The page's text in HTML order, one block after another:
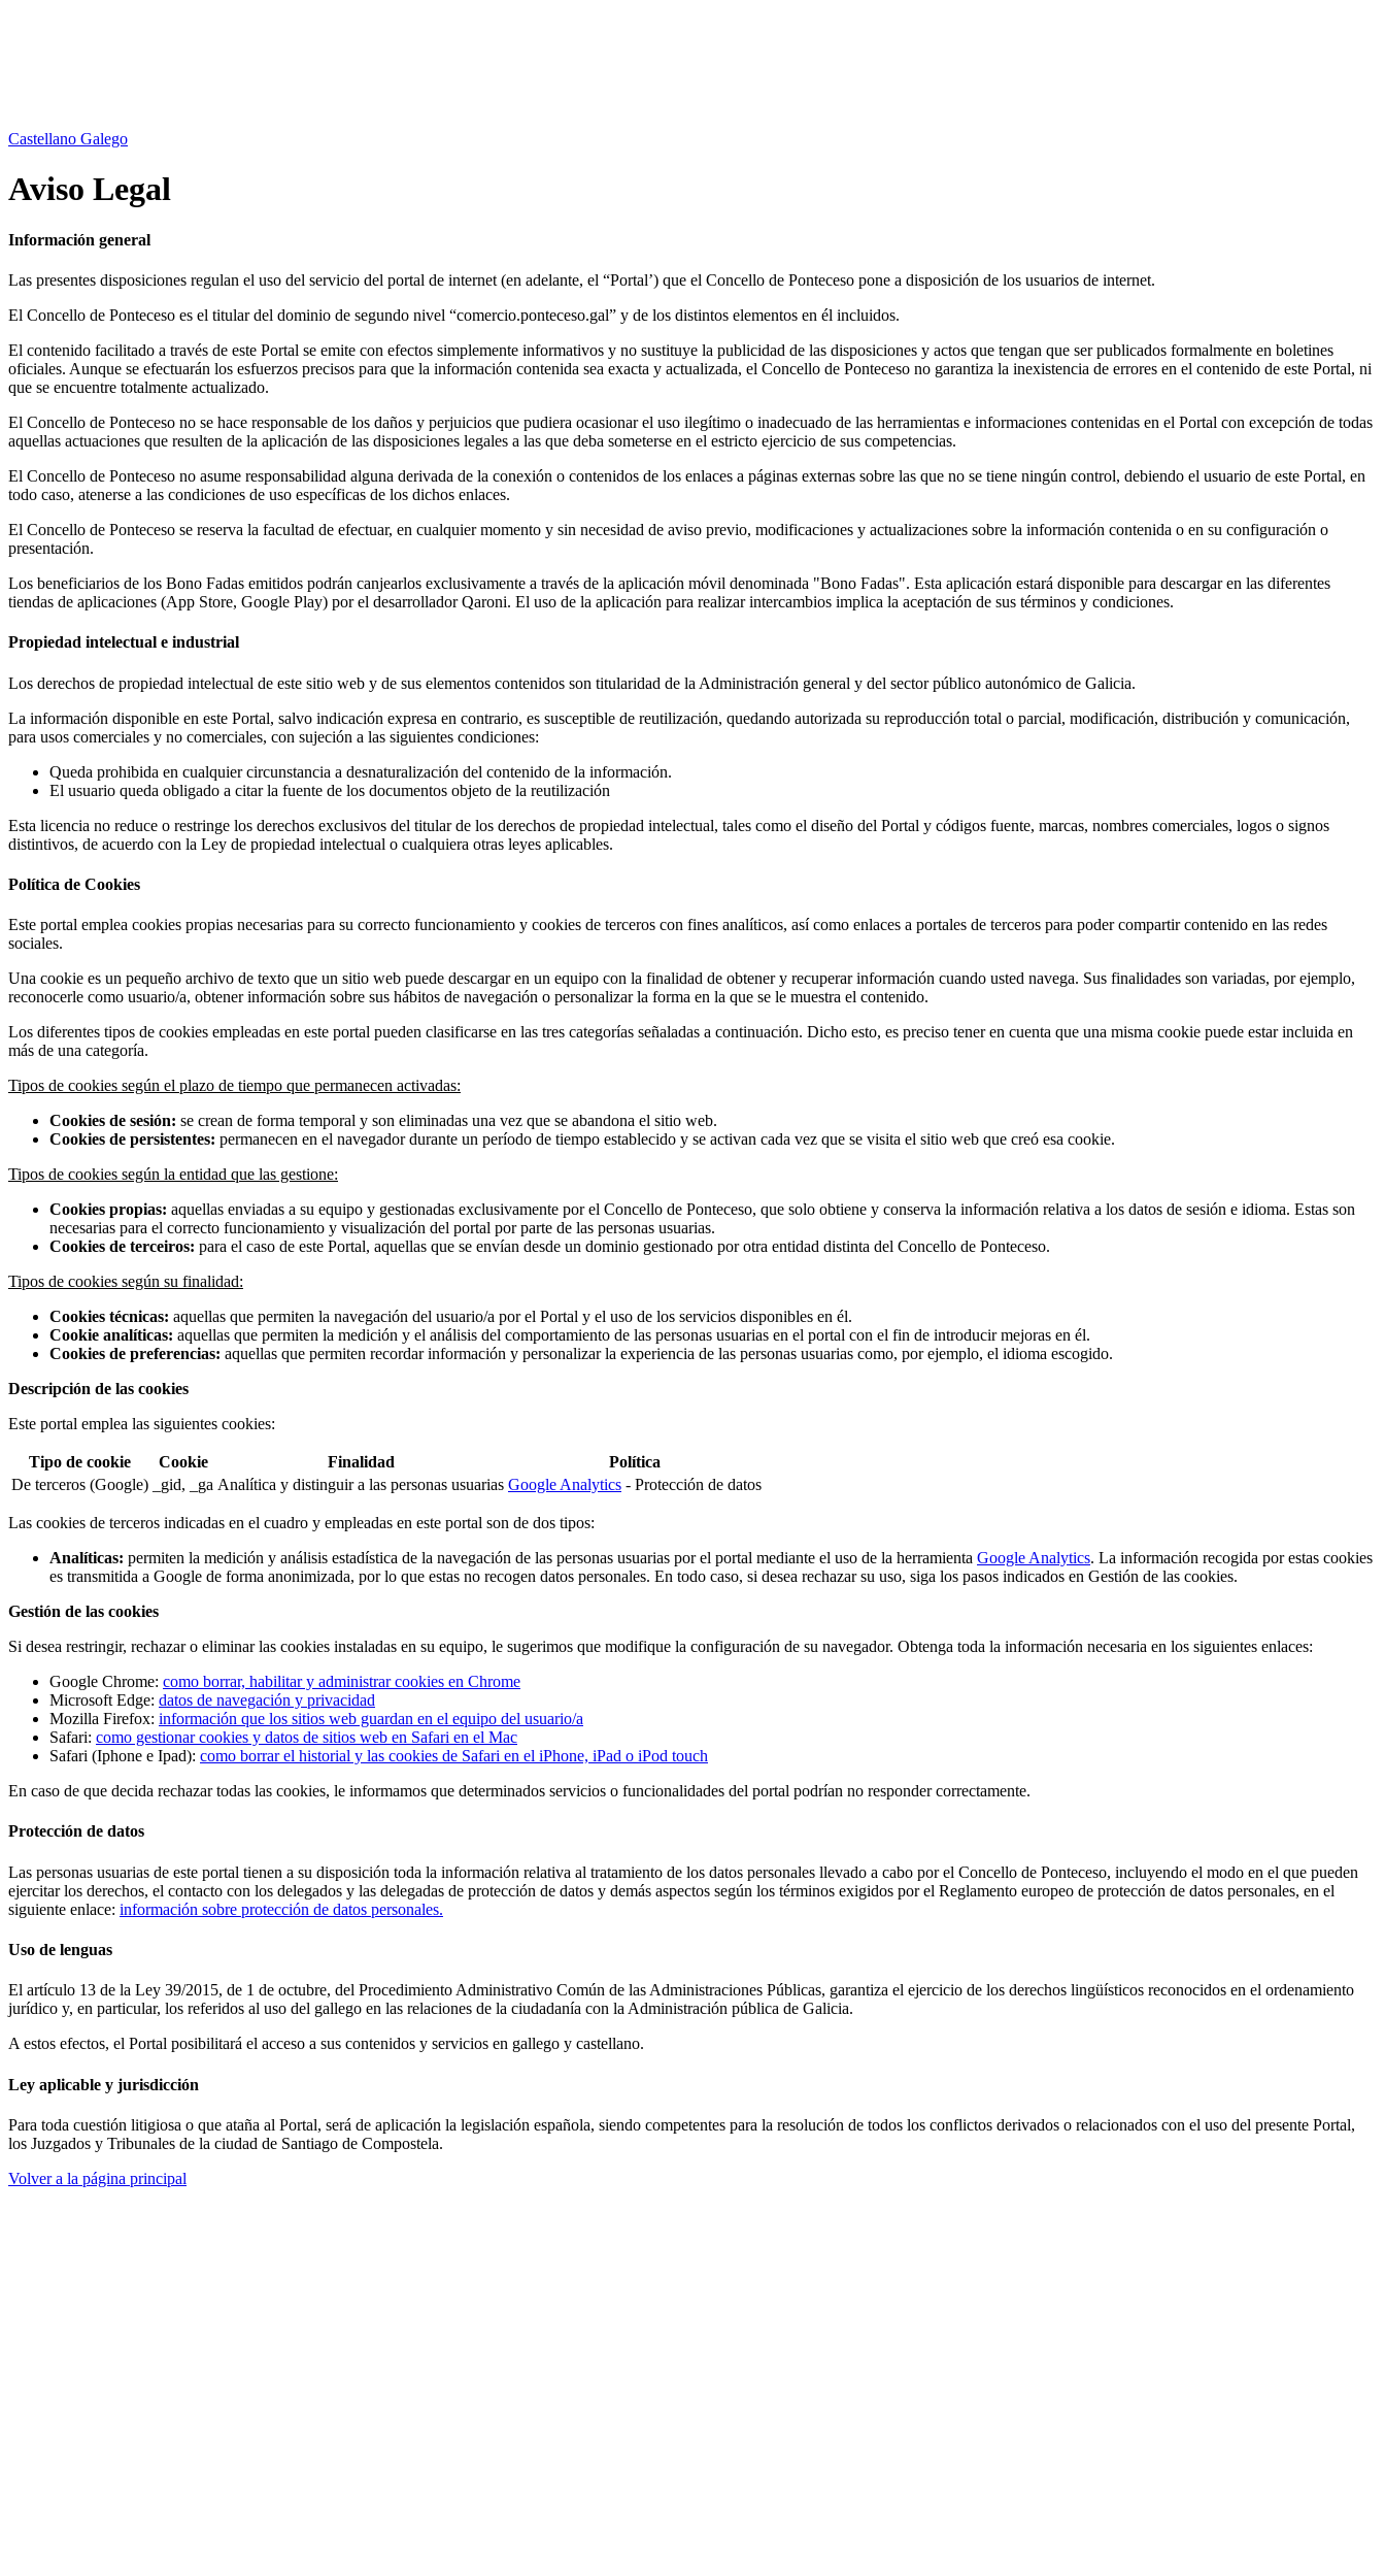
Castellano Galego
Aviso Legal
Información general
Las presentes disposiciones regulan el uso del servicio del portal de internet (en adelante, el “Portal’) que el Concello de Ponteceso pone a disposición de los usuarios de internet.
El Concello de Ponteceso es el titular del dominio de segundo nivel “comercio.ponteceso.gal” y de los distintos elementos en él incluidos.
El contenido facilitado a través de este Portal se emite con efectos simplemente informativos y no sustituye la publicidad de las disposiciones y actos que tengan que ser publicados formalmente en boletines
oficiales. Aunque se efectuarán los esfuerzos precisos para que la información contenida sea exacta y actualizada, el Concello de Ponteceso no garantiza la inexistencia de errores en el contenido de este Portal, ni
que se encuentre totalmente actualizado.
El Concello de Ponteceso no se hace responsable de los daños y perjuicios que pudiera ocasionar el uso ilegítimo o inadecuado de las herramientas e informaciones contenidas en el Portal con excepción de todas
aquellas actuaciones que resulten de la aplicación de las disposiciones legales a las que deba someterse en el estricto ejercicio de sus competencias.
El Concello de Ponteceso no asume responsabilidad alguna derivada de la conexión o contenidos de los enlaces a páginas externas sobre las que no se tiene ningún control, debiendo el usuario de este Portal, en
todo caso, atenerse a las condiciones de uso específicas de los dichos enlaces.
El Concello de Ponteceso se reserva la facultad de efectuar, en cualquier momento y sin necesidad de aviso previo, modificaciones y actualizaciones sobre la información contenida o en su configuración o
presentación.
Los beneficiarios de los Bono Fadas emitidos podrán canjearlos exclusivamente a través de la aplicación móvil denominada "Bono Fadas". Esta aplicación estará disponible para descargar en las diferentes
tiendas de aplicaciones (App Store, Google Play) por el desarrollador Qaroni. El uso de la aplicación para realizar intercambios implica la aceptación de sus términos y condiciones.
Propiedad intelectual e industrial
Los derechos de propiedad intelectual de este sitio web y de sus elementos contenidos son titularidad de la Administración general y del sector público autonómico de Galicia.
La información disponible en este Portal, salvo indicación expresa en contrario, es susceptible de reutilización, quedando autorizada su reproducción total o parcial, modificación, distribución y comunicación,
para usos comerciales y no comerciales, con sujeción a las siguientes condiciones:
Queda prohibida en cualquier circunstancia a desnaturalización del contenido de la información.
El usuario queda obligado a citar la fuente de los documentos objeto de la reutilización
Esta licencia no reduce o restringe los derechos exclusivos del titular de los derechos de propiedad intelectual, tales como el diseño del Portal y códigos fuente, marcas, nombres comerciales, logos o signos
distintivos, de acuerdo con la Ley de propiedad intelectual o cualquiera otras leyes aplicables.
Política de Cookies
Este portal emplea cookies propias necesarias para su correcto funcionamiento y cookies de terceros con fines analíticos, así como enlaces a portales de terceros para poder compartir contenido en las redes
sociales.
Una cookie es un pequeño archivo de texto que un sitio web puede descargar en un equipo con la finalidad de obtener y recuperar información cuando usted navega. Sus finalidades son variadas, por ejemplo,
reconocerle como usuario/a, obtener información sobre sus hábitos de navegación o personalizar la forma en la que se le muestra el contenido.
Los diferentes tipos de cookies empleadas en este portal pueden clasificarse en las tres categorías señaladas a continuación. Dicho esto, es preciso tener en cuenta que una misma cookie puede estar incluida en
más de una categoría.
Tipos de cookies según el plazo de tiempo que permanecen activadas:
Cookies de sesión: se crean de forma temporal y son eliminadas una vez que se abandona el sitio web.
Cookies de persistentes: permanecen en el navegador durante un período de tiempo establecido y se activan cada vez que se visita el sitio web que creó esa cookie.
Tipos de cookies según la entidad que las gestione:
Cookies propias: aquellas enviadas a su equipo y gestionadas exclusivamente por el Concello de Ponteceso, que solo obtiene y conserva la información relativa a los datos de sesión e idioma. Estas son
necesarias para el correcto funcionamiento y visualización del portal por parte de las personas usuarias.
Cookies de terceiros: para el caso de este Portal, aquellas que se envían desde un dominio gestionado por otra entidad distinta del Concello de Ponteceso.
Tipos de cookies según su finalidad:
Cookies técnicas: aquellas que permiten la navegación del usuario/a por el Portal y el uso de los servicios disponibles en él.
Cookie analíticas: aquellas que permiten la medición y el análisis del comportamiento de las personas usuarias en el portal con el fin de introducir mejoras en él.
Cookies de preferencias: aquellas que permiten recordar información y personalizar la experiencia de las personas usuarias como, por ejemplo, el idioma escogido.
Descripción de las cookies
Este portal emplea las siguientes cookies:
Tipo de cookie Cookie Finalidad
Política
De terceros (Google)
_gid, _ga Analítica y distinguir a las personas usuarias Google Analytics - Protección de datos
Las cookies de terceros indicadas en el cuadro y empleadas en este portal son de dos tipos:
Analíticas: permiten la medición y análisis estadística de la navegación de las personas usuarias por el portal mediante el uso de la herramienta Google Analytics. La información recogida por estas cookies
es transmitida a Google de forma anonimizada, por lo que estas no recogen datos personales. En todo caso, si desea rechazar su uso, siga los pasos indicados en Gestión de las cookies.
Gestión de las cookies
Si desea restringir, rechazar o eliminar las cookies instaladas en su equipo, le sugerimos que modifique la configuración de su navegador. Obtenga toda la información necesaria en los siguientes enlaces:
Google Chrome: como borrar, habilitar y administrar cookies en Chrome
Microsoft Edge: datos de navegación y privacidad
Mozilla Firefox: información que los sitios web guardan en el equipo del usuario/a
Safari: como gestionar cookies y datos de sitios web en Safari en el Mac
Safari (Iphone e Ipad): como borrar el historial y las cookies de Safari en el iPhone, iPad o iPod touch
En caso de que decida rechazar todas las cookies, le informamos que determinados servicios o funcionalidades del portal podrían no responder correctamente.
Protección de datos
Las personas usuarias de este portal tienen a su disposición toda la información relativa al tratamiento de los datos personales llevado a cabo por el Concello de Ponteceso, incluyendo el modo en el que pueden
ejercitar los derechos, el contacto con los delegados y las delegadas de protección de datos y demás aspectos según los términos exigidos por el Reglamento europeo de protección de datos personales, en el
siguiente enlace: información sobre protección de datos personales.
Uso de lenguas
El artículo 13 de la Ley 39/2015, de 1 de octubre, del Procedimiento Administrativo Común de las Administraciones Públicas, garantiza el ejercicio de los derechos lingüísticos reconocidos en el ordenamiento
jurídico y, en particular, los referidos al uso del gallego en las relaciones de la ciudadanía con la Administración pública de Galicia.
A estos efectos, el Portal posibilitará el acceso a sus contenidos y servicios en gallego y castellano.
Ley aplicable y jurisdicción
Para toda cuestión litigiosa o que ataña al Portal, será de aplicación la legislación española, siendo competentes para la resolución de todos los conflictos derivados o relacionados con el uso del presente Portal,
los Juzgados y Tribunales de la ciudad de Santiago de Compostela.
Volver a la página principal